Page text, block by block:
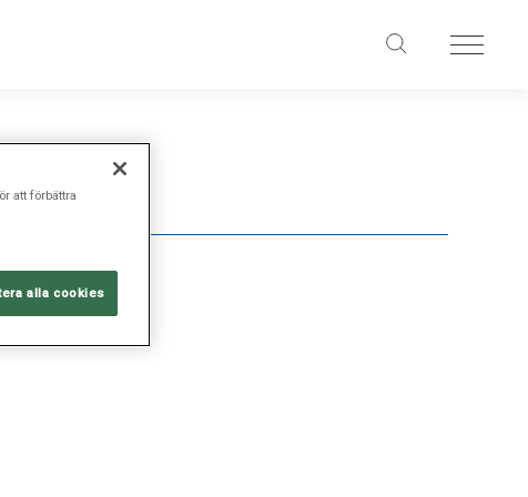
att förbättra
alla cookies